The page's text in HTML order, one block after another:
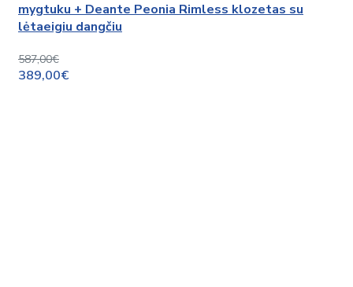
mygtuku + Deante Peonia Rimless klozetas su
lėtaeigiu dangčiu
587,00€
389,00€